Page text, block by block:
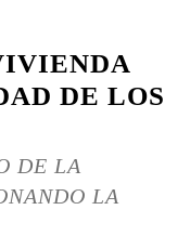
DE LOS
DE LA
LA